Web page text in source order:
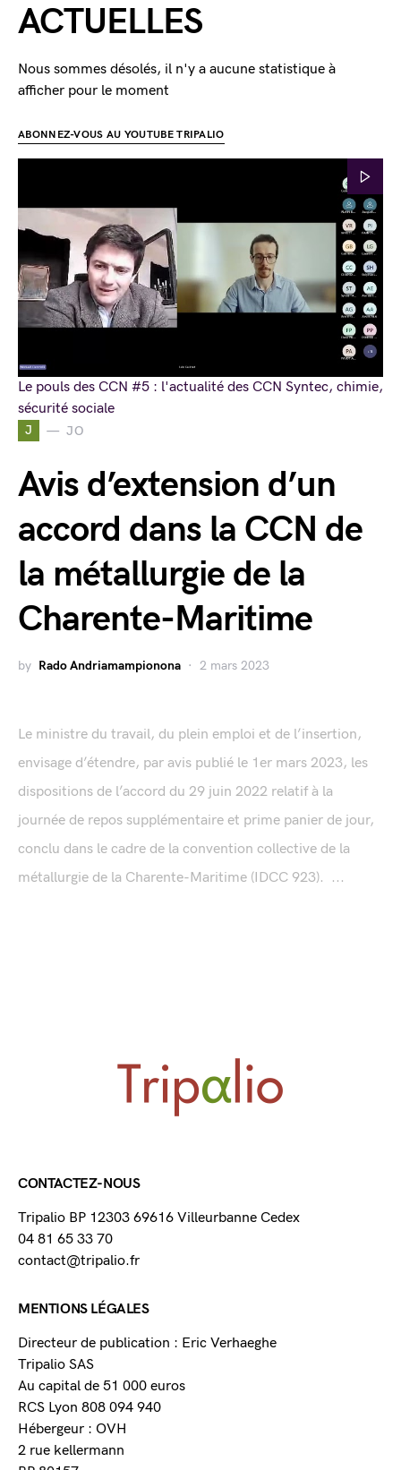
J JO
Avis d’extension d’un
accord dans la CCN de
la métallurgie de la
Charente-Maritime
by Rado Andriamampionona 2 mars 2023
Le ministre du travail, du plein emploi et de l’insertion,
envisage d’étendre, par avis publié le 1er mars 2023, les
dispositions de l’accord du 29 juin 2022 relatif à la
journée de repos supplémentaire et prime panier de jour,
conclu dans le cadre de la convention collective de la
métallurgie de la Charente-Maritime (IDCC 923). ...
ACTUELLES
Nous sommes désolés, il n'y a aucune statistique à
afficher pour le moment
ABONNEZ-VOUS AU YOUTUBE TRIPALIO
Le pouls des CCN #5 : l'actualité des CCN Syntec, chimie,
sécurité sociale
CONTACTEZ-NOUS
Tripalio BP 12303 69616 Villeurbanne Cedex
04 81 65 33 70
contact@tripalio.fr
MENTIONS LÉGALES
Directeur de publication : Eric Verhaeghe
Tripalio SAS
Au capital de 51 000 euros
RCS Lyon 808 094 940
Hébergeur : OVH
2 rue kellermann